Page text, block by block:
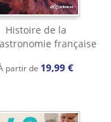
Histoire de la
française
partir de 19,99 €